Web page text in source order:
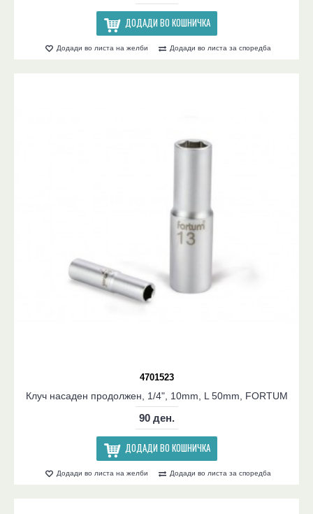
ДОДАДИ ВО КОШНИЧКА
Додади во листа на желби Додади во листа за споредба
4701523
Клуч насаден продолжен, 1/4", 10mm, L 50mm, FORTUM
90 ден.
ДОДАДИ ВО КОШНИЧКА
Додади во листа на желби Додади во листа за споредба